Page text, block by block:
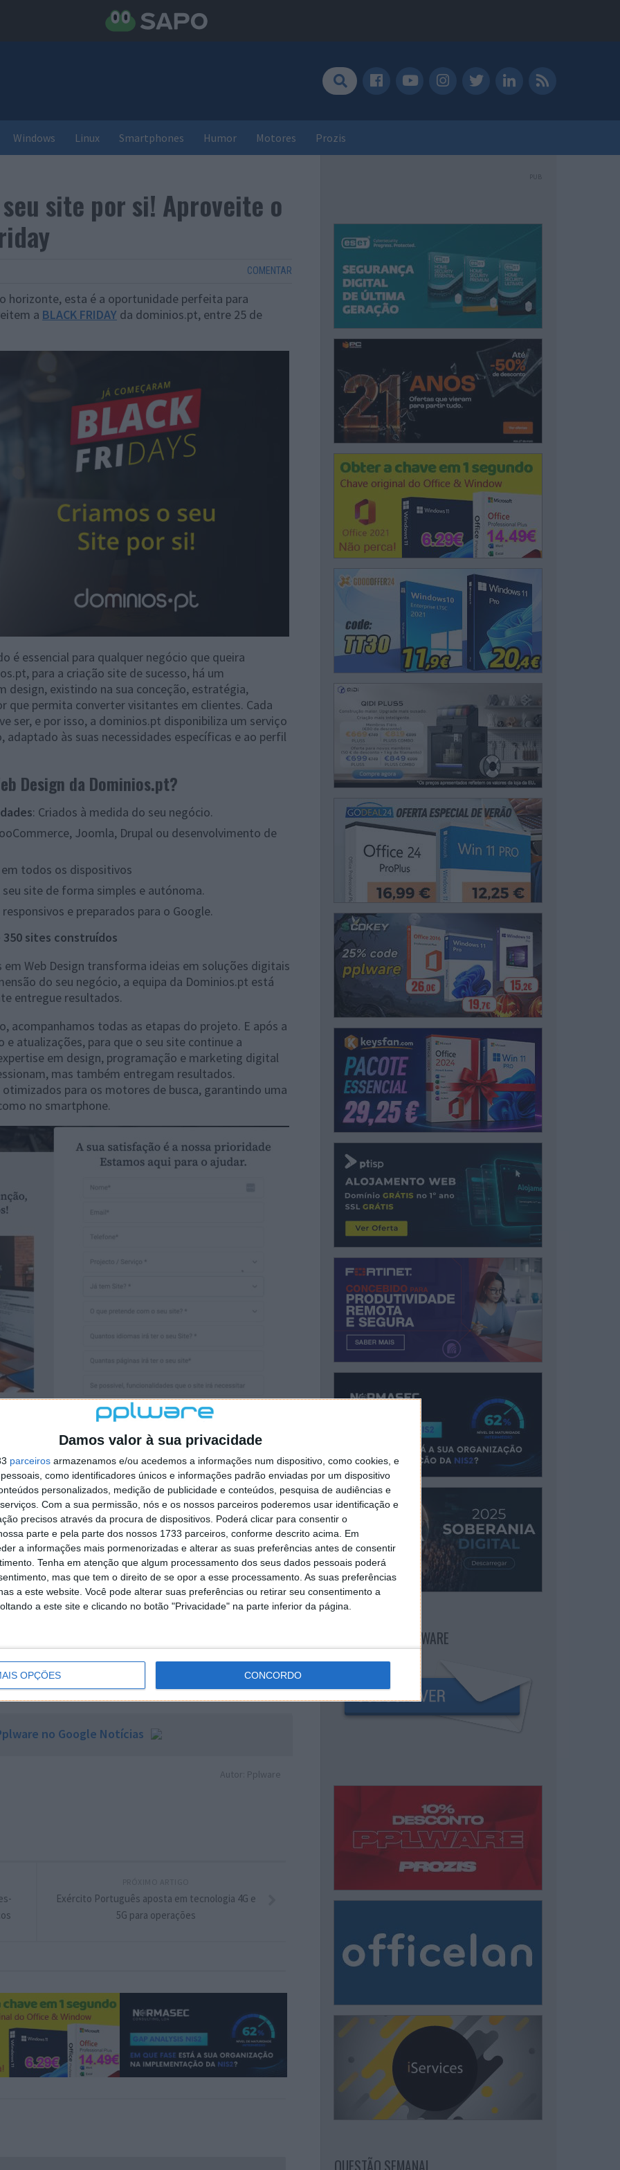
Damos valor à sua privacidade
parceiros armazenamos e/ou acedemos a informações num dispositivo, como cookies, e
como identificadores únicos e informações padrão enviadas por um dispositivo
personalizados, medição de publicidade e conteúdos, pesquisa de audiências e
Com a sua permissão, nós e os nossos parceiros poderemos usar identificação e
precisos através da procura de dispositivos. Poderá clicar para consentir o
parte e pela parte dos nossos 1733 parceiros, conforme descrito acima. Em
a informações mais pormenorizadas e alterar as suas preferências antes de consentir
Tenha em atenção que algum processamento dos seus dados pessoais poderá
mas que tem o direito de se opor a esse processamento. As suas preferências
a este website. Você pode alterar suas preferências ou retirar seu consentimento a
a este site e clicando no botão "Privacidade" na parte inferior da página.
OPÇÕES CONCORDO
Windows Linux Smartphones Humor Motores Prozis
site por si! Aproveite o
COMENTAR
horizonte, esta é a oportunidade perfeita para
a BLACK FRIDAY da dominios.pt, entre 25 de
é essencial para qualquer negócio que queira
para a criação site de sucesso, há um
design, existindo na sua conceção, estratégia,
que permita converter visitantes em clientes. Cada
ser, e por isso, a dominios.pt disponibiliza um serviço
às suas necessidades específicas e ao perfil
Design da Dominios.pt?
: Criados à medida do seu negócio.
Joomla, Drupal ou desenvolvimento de
em todos os dispositivos
seu site de forma simples e autónoma.
e preparados para o Google.
350 sites construídos
Web Design transforma ideias em soluções digitais
do seu negócio, a equipa da Dominios.pt está
entregue resultados.
acompanhamos todas as etapas do projeto. E após a
atualizações, para que o seu site continue a
em design, programação e marketing digital
mas também entregam resultados.
para os motores de busca, garantindo uma
no smartphone.
até 94% dos seus visitantes? Um site profissional
de entrada para conquistar clientes e reforçar a
perdida. Aproveite o descontoBLACK
crie o seu site, chave na mão, preparadopara:
artigo tem mais de um ano
no Google Notícias
Autor: Pplware
Exército Português aposta em tecnologia 4G e
5G para operações
PUB
NEWSLETTER PPLWARE